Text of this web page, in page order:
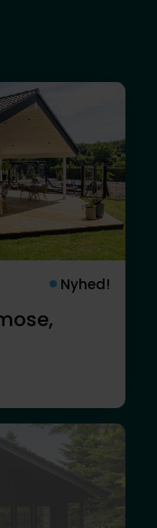
Nyhed!